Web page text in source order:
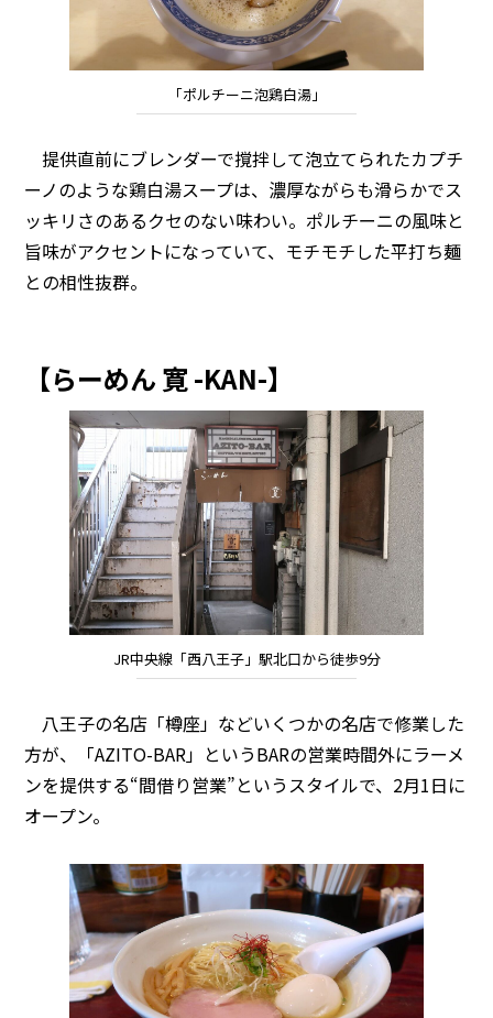
「ポルチーニ泡鶏白湯」
提供直前にブレンダーで撹拌して泡立てられたカプチ
ーノのような鶏白湯スープは、濃厚ながらも滑らかでス
ッキリさのあるクセのない味わい。ポルチーニの風味と
旨味がアクセントになっていて、モチモチした平打ち麺
との相性抜群。
【らーめん 寛 -KAN-】
JR中央線「西八王子」駅北口から徒歩9分
八王子の名店「樽座」などいくつかの名店で修業した
方が、「AZITO-BAR」というBARの営業時間外にラーメ
ンを提供する“間借り営業”というスタイルで、2月1日に
オープン。